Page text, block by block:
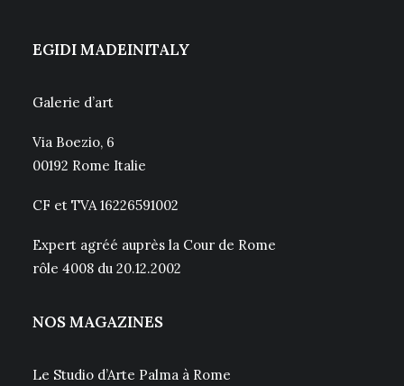
EGIDI MADEINITALY
Galerie d’art
Via Boezio, 6
00192 Rome Italie
CF et TVA 16226591002
Expert agréé auprès la Cour de Rome
rôle 4008 du 20.12.2002
NOS MAGAZINES
Le Studio d’Arte Palma à Rome